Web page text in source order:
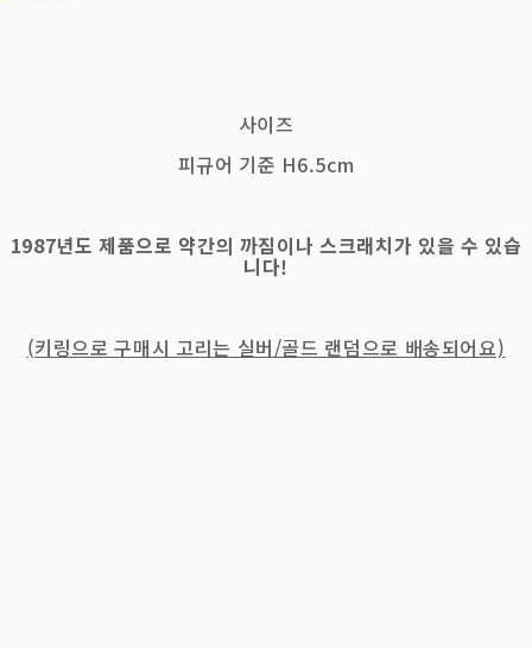
사이즈
피규어 기준 H6.5cm
1987년도 제품으로 약간의 까짐이나 스크래치가 있을 수 있습
니다!
(키링으로 구매시 고리는 실버/골드 랜덤으로 배송되어요)